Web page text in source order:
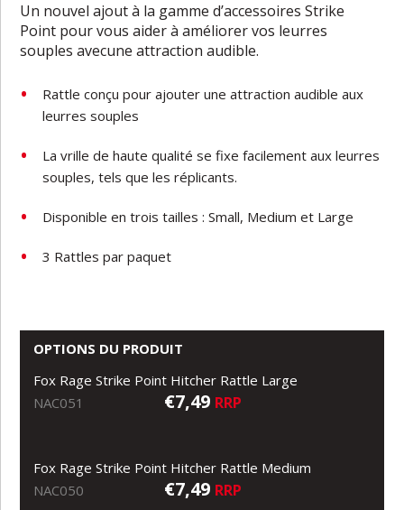
Un nouvel ajout à la gamme d’accessoires Strike
Point pour vous aider à améliorer vos leurres
souples avecuneattraction audible.
Rattle conçu pour ajouter une attraction audible aux
leurres souples
La vrille de hautequalité se fixe facilement aux leurres
souples, tels que les réplicants.
Disponible en trois tailles : Small, Medium et Large
3 Rattles par paquet
OPTIONS DU PRODUIT
Fox Rage Strike Point Hitcher Rattle Large
NAC051
€7,49 RRP
Fox Rage Strike Point Hitcher Rattle Medium
NAC050
€7,49 RRP